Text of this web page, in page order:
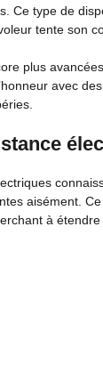
Ce type de
tente son
plus
avec
aisément.
à